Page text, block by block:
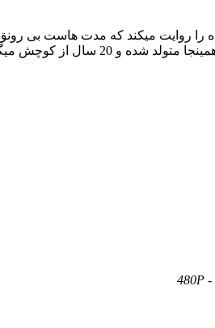
را روایت میکند که مدت هاست بی
سال از کوچش میگذرد و ........
480P -